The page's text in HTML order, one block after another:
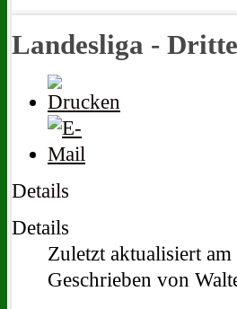
Landesliga -
Details
Details
Zuletzt aktualisiert
Geschrieben von